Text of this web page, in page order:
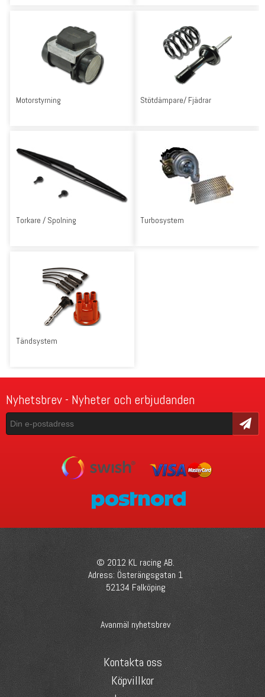
Motorstyrning Stötdämpare/ Fjädrar
Torkare / Spolning Turbosystem
Tändsystem
Nyhetsbrev - Nyheter och erbjudanden
Skicka
© 2012 KL racing AB.
Adress: Österängsgatan 1
52134 Falköping
Avanmäl nyhetsbrev
Kontakta oss
Köpvillkor